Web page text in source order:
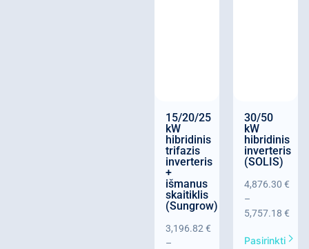
15/20/25
kW
hibridinis
trifazis
inverteris
+
išmanus
skaitiklis
(Sungrow)
3,196.82 €
–
30/50
kW
hibridinis
inverteris
(SOLIS)
4,876.30 €
–
5,757.18 €
Pasirinkti